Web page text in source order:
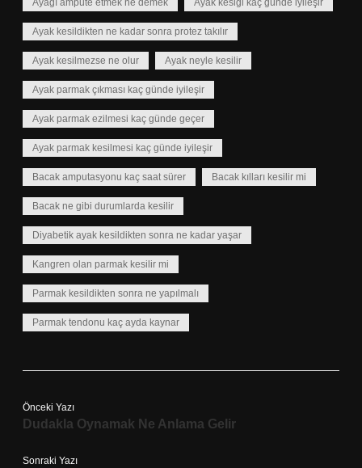
Ayağı ampute etmek ne demek Ayak kesiği kaç günde iyileşir
Ayak kesildikten ne kadar sonra protez takılır
Ayak kesilmezse ne olur Ayak neyle kesilir
Ayak parmak çıkması kaç günde iyileşir
Ayak parmak ezilmesi kaç günde geçer
Ayak parmak kesilmesi kaç günde iyileşir
Bacak amputasyonu kaç saat sürer Bacak kılları kesilir mi
Bacak ne gibi durumlarda kesilir
Diyabetik ayak kesildikten sonra ne kadar yaşar
Kangren olan parmak kesilir mi
Parmak kesildikten sonra ne yapılmalı
Parmak tendonu kaç ayda kaynar
Önceki Yazı
Dudakla Oynamak Ne Anlama Gelir
Sonraki Yazı